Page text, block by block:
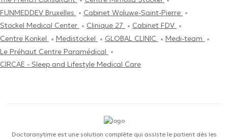
FUNMEDDEV Bruxelles
Cabinet Woluwe-Saint-Pierre
Stockel Medical Center
Clinique 27
Cabinet FDV
Centre Konkel
Medistockel GLOBAL CLINIC
Medi-team
Le Préhaut Centre Paramédical
CIRCAE - Sleep and Lifestyle Medical Care
Doctoranytime est une solution complète qui assiste le patient dès les